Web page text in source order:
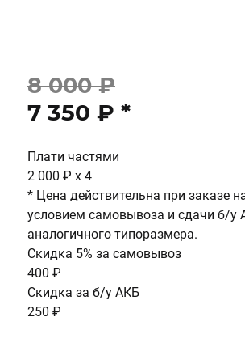
8 000 ₽
7 350 ₽ *
Плати частями
2 000 ₽ x 4
* Цена действительна при заказе
условием самовывоза и сдачи б/у
аналогичного типоразмера.
Скидка 5% за самовывоз
400 ₽
Скидка за б/у АКБ
250 ₽